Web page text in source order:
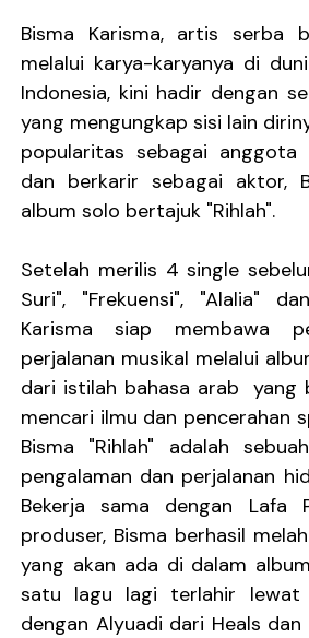
Ratih Putria Hadirkan Pelukan
Tiga Dekade Brutalitas:
DESERVE Lepaskan Amarah
Georgia Querer Menyimpan
TIGATITIK Buka Perjalanan
Bisma Karisma, artis serba
melalui karya-karyanya di
Indonesia, kini hadir dengan
yang mengungkap sisi lain
popularitas sebagai anggota
dan berkarir sebagai aktor,
album solo bertajuk "Rihlah".
Setelah merilis 4 single
Suri", "Frekuensi", "Alalia"
Karisma siap membawa
perjalanan musikal melalui
dari istilah bahasa arab yang
mencari ilmu dan pencerahan
Bisma "Rihlah" adalah
pengalaman dan perjalanan
Bekerja sama dengan Lafa
produser, Bisma berhasil
yang akan ada di dalam
satu lagu lagi terlahir lewat
dengan Alyuadi dari Heals dan